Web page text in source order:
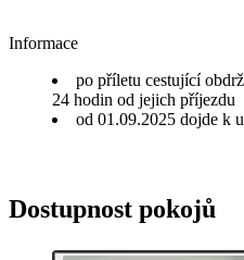
Informace
po příletu cestující
24 hodin od jejich příjezdu
od 01.09.2025 dojde k
Dostupnost pokojů